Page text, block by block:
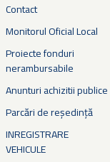
Contact
Monitorul Oficial Local
Proiecte fonduri
nerambursabile
Anunturi achizitii publice
Parcări de reședință
INREGISTRARE
VEHICULE